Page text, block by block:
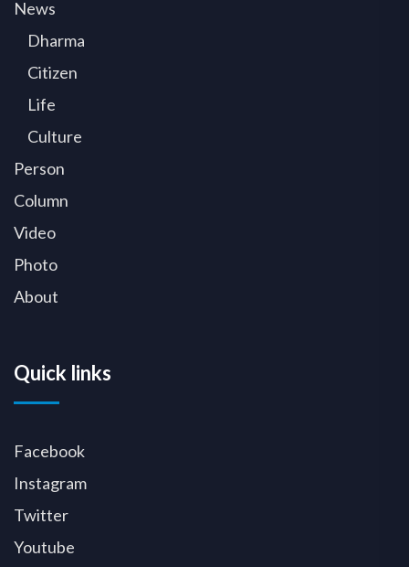
News
Dharma
Citizen
Life
Culture
Person
Column
Video
Photo
About
Quick links
Facebook
Instagram
Twitter
Youtube